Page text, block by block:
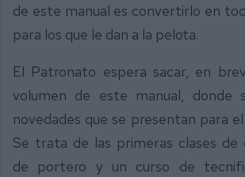
de este manual es convertirlo en
para los que le dan a la pelota.
El Patronato espera sacar, en
volumen de este manual, donde
novedades que se presentan para
Se trata de las primeras clases de
de portero y un curso de